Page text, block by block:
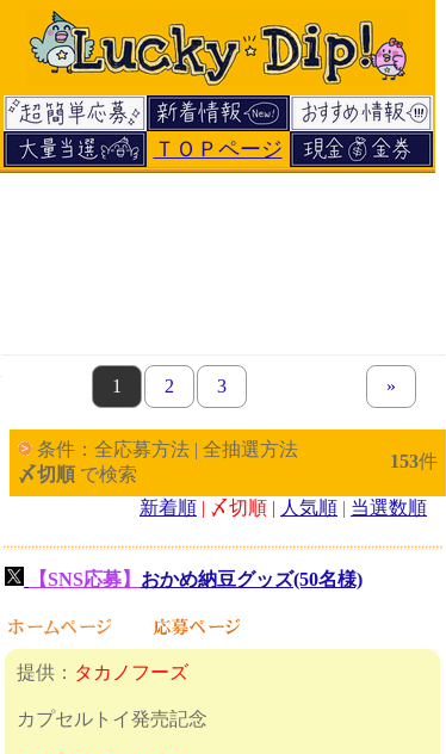
ＴＯＰページ
page
1 page
2 page
3 next set
»
条件：全応募方法 | 全抽選方法
〆切順 で検索
153件
新着順 | 〆切順 | 人気順 | 当選数順
【SNS応募】 おかめ納豆グッズ(50名様)
提供： タカノフーズ
カプセルトイ発売記念